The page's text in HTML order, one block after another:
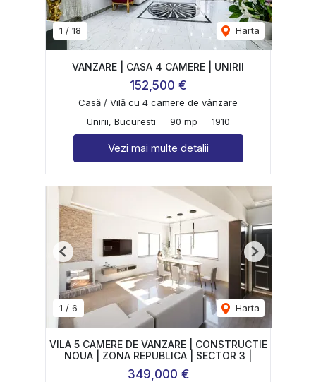
1 / 18 Harta
VANZARE | CASA 4 CAMERE | UNIRII
152,500 €
Casă / Vilă cu 4 camere de vânzare
Unirii, Bucuresti
90 mp 1910
Vezi mai multe detalii
1 / 6 Harta
Previous Next
VILA 5 CAMERE DE VANZARE | CONSTRUCTIE
NOUA | ZONA REPUBLICA | SECTOR 3 |
349,000 €